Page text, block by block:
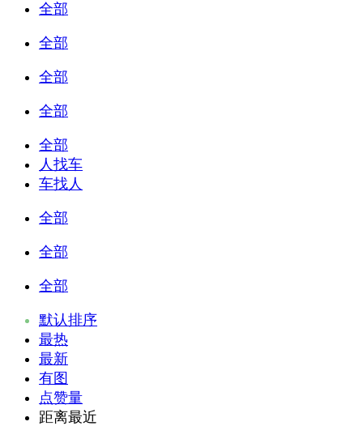
全部
全部
全部
全部
全部
人找车
车找人
全部
全部
全部
默认排序
最热
最新
有图
点赞量
距离最近